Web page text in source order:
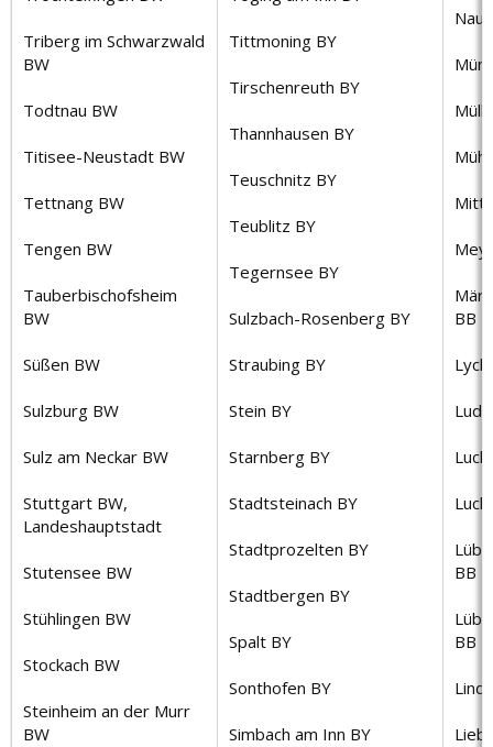
Triberg im Schwarzwald
BW
Todtnau BW
Titisee-Neustadt BW
Tettnang BW
Tengen BW
Tauberbischofsheim
BW
Süßen BW
Sulzburg BW
Sulz am Neckar BW
Stuttgart BW,
Landeshauptstadt
Stutensee BW
Stühlingen BW
Stockach BW
Steinheim an der Murr
BW
Tittmoning BY
Tirschenreuth BY
Thannhausen BY
Teuschnitz BY
Teublitz BY
Tegernsee BY
Sulzbach-Rosenberg BY
Straubing BY
Stein BY
Starnberg BY
Stadtsteinach BY
Stadtprozelten BY
Stadtbergen BY
Spalt BY
Sonthofen BY
Simbach am Inn BY
BB
BB
BB